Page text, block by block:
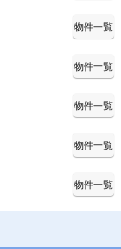
物件一覧
物件一覧
物件一覧
物件一覧
物件一覧